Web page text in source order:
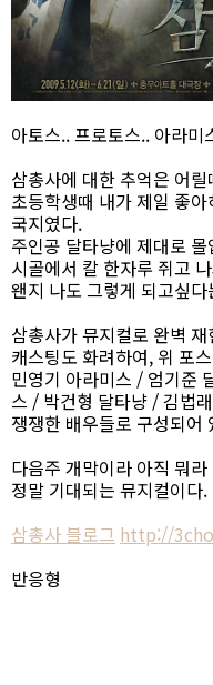
아토스.. 프로토스.. 아라미
삼총사에 대한 추억은 어
초등학생때 내가 제일 좋
국지였다.
주인공 달타냥에 제대로
시골에서 칼 한자루 쥐고
왠지 나도 그렇게 되고싶
삼총사가 뮤지컬로 완벽
캐스팅도 화려하여, 위 포
민영기 아라미스 / 엄기준
스 / 박건형 달타냥 / 김법
쟁쟁한 배우들로 구성되어
다음주 개막이라 아직 뭐
정말 기대되는 뮤지컬이다.
삼총사 블로그 http://
반응형